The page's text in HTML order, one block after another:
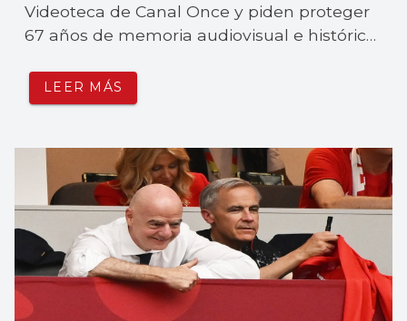
Videoteca de Canal Once y piden proteger
67 años de memoria audiovisual e histórica
LEER MÁS